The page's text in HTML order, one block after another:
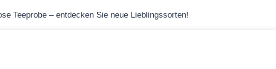
Teeprobe – entdecken Sie neue Lieblingssorten!